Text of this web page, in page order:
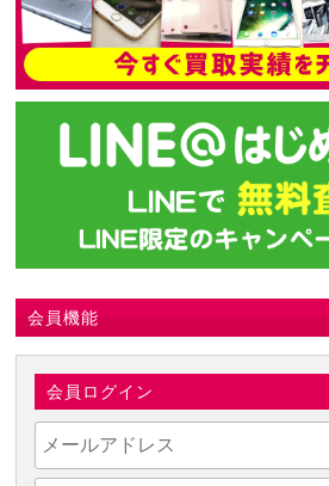
会員機能
会員ログイン